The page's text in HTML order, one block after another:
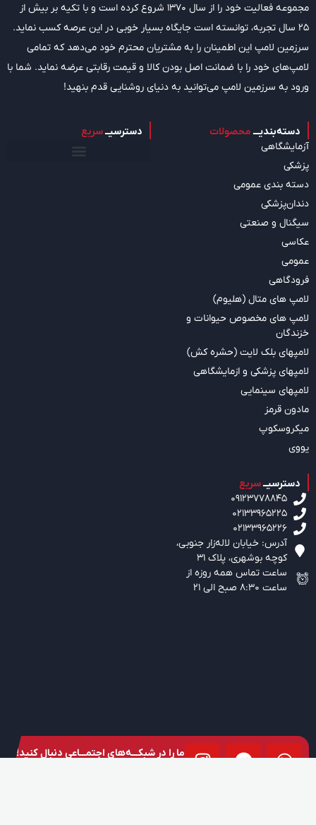
مجموعه فعالیت خود را از سال 1370 شروع کرده است و با تکیه بر بیش از
25 سال تجربه، توانسته است جایگاه بسیار خوبی در این عرصه کسب نماید.
سرزمین لامپ این اطمینان را به مشتریان محترم خود می‌دهد که تمامی
لامپ‌های خود را با ضمانت اصل بودن کالا و قیمت رقابتی عرضه نماید. شما با
ورود به سرزمین لامپ می‌توانید به دنیای روشنایی قدم بنهید!
دسته‌بندیـــ محصولات
آزمایشگاهی
پزشکی
دسته بندی عمومی
دندان‌پزشکی
سیگنال و صنعتی
عکاسی
عمومی
فرودگاهی
لامپ های متال (هلیوم)
لامپ های مخصوص حیوانات و
خزندگان
لامپهای بلک لایت (حشره کش)
لامپهای پزشکی و ازمایشگاهی
لامپهای سینمایی
مادون قرمز
میکروسکوپ
یووی
دسترسیــسریع
دسترسیــسریع
09123778845
02133965225
02133965226
آدرس: خیابان لاله‌زار جنوبی،‌
کوچه بوشهری، پلاک 31
ساعت تماس همه روزه از
ساعت 8:30 صبح الی 21
ما را در شبکـــه‌های اجتمـــاعی دنبال کنید!